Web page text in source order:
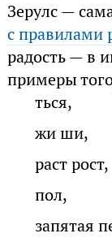
Зерулс —
с правилами
радость — в
примеры
ться,
жи ши,
раст рост,
пол,
запятая